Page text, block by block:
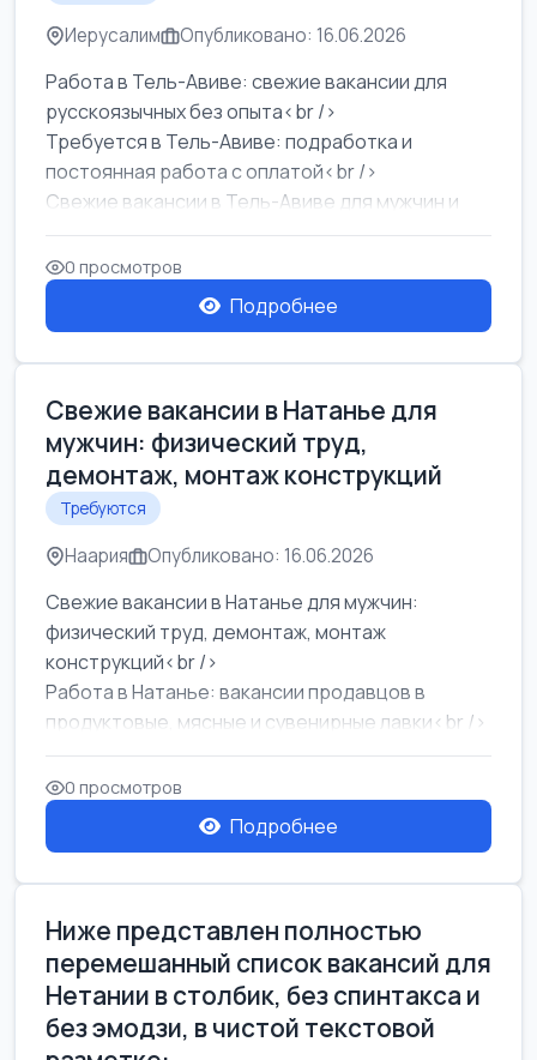
Иерусалим Опубликовано: 16.06.2026
Работа в Тель-Авиве: свежие вакансии для
русскоязычных без опыта<br />
Требуется в Тель-Авиве: подработка и
постоянная работа с оплатой<br />
Свежие вакансии в Тель-Авиве для мужчин и
женщин от хозя...
0 просмотров
Подробнее
Свежие вакансии в Натанье для
мужчин: физический труд,
демонтаж, монтаж конструкций
Требуются
Наария Опубликовано: 16.06.2026
Свежие вакансии в Натанье для мужчин:
физический труд, демонтаж, монтаж
конструкций<br />
Работа в Натанье: вакансии продавцов в
продуктовые, мясные и сувенирные лавки<br />
Разнорабочий на сборку м...
0 просмотров
Подробнее
Ниже представлен полностью
перемешанный список вакансий для
Нетании в столбик, без спинтакса и
без эмодзи, в чистой текстовой